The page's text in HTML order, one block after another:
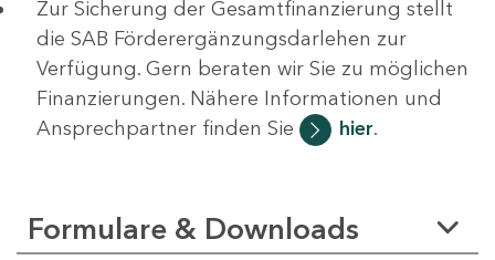
Zur Sicherung der Gesamtfinanzierung stellt
die SAB Förderergänzungsdarlehen zur
Verfügung. Gern beraten wir Sie zu möglichen
Finanzierungen. Nähere Informationen und
Ansprechpartner finden Sie
hier.
Formulare & Downloads